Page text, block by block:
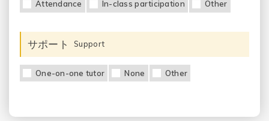
Attendance
In-class participation Other
サポート Support
One-on-one tutor None Other